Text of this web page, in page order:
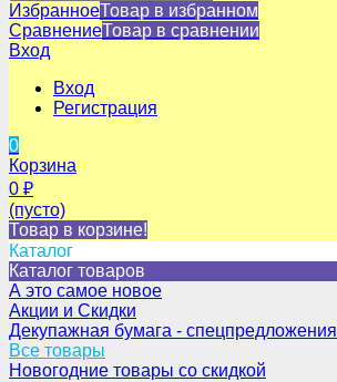
ИзбранноеТовар в избранном
СравнениеТовар в сравнении
Вход
Вход
Регистрация
0
Корзина
0 ₽
(пусто)
Товар в корзине!
Каталог
Каталог товаров
А это самое новое
Акции и Скидки
Декупажная бумага - спецпредложения
Все товары
Новогодние товары со скидкой